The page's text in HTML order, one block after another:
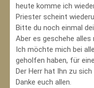
heute komme ich
Priester scheint
Bitte du noch einmal
Aber es geschehe
Ich möchte mich bei
geholfen haben, für
Der Herr hat Ihn zu
Danke euch allen.